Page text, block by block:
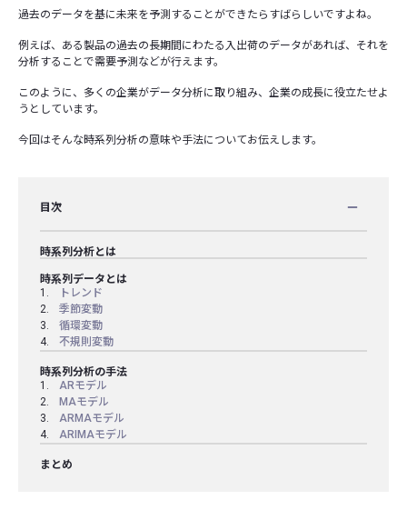
過去のデータを基に未来を予測することができたらすばらしいですよね。
例えば、ある製品の過去の長期間にわたる入出荷のデータがあれば、それを
分析することで需要予測などが行えます。
このように、多くの企業がデータ分析に取り組み、企業の成長に役立たせよ
うとしています。
今回はそんな時系列分析の意味や手法についてお伝えします。
目次
時系列分析とは
時系列データとは
トレンド
季節変動
循環変動
不規則変動
時系列分析の手法
ARモデル
MAモデル
ARMAモデル
ARIMAモデル
まとめ